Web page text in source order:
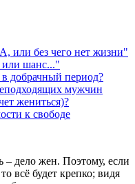
без чего нет жизни"
или шанс..."
добрачный период?
мужчин
жениться)?
к свободе
– дело жен. Поэтому, если
всё будет крепко; видя